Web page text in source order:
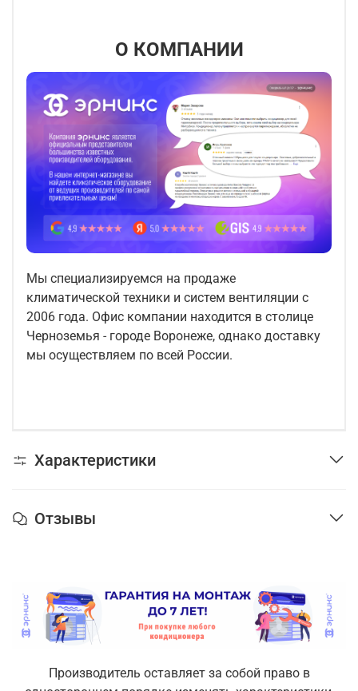
О КОМПАНИИ
Мы специализируемся на продаже
климатической техники и систем вентиляции с
2006 года. Офис компании находится в столице
Черноземья - городе Воронеже, однако доставку
мы осуществляем по всей России.
Характеристики
Отзывы
Производитель оставляет за собой право в